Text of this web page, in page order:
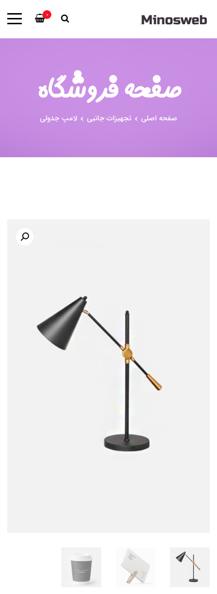
0
صفحه فروشگاه
صفحه اصلی تجهیزات جانبی لامپ جدولی